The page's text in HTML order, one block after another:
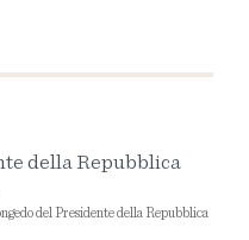
della Repubblica
del Presidente della Repubblica